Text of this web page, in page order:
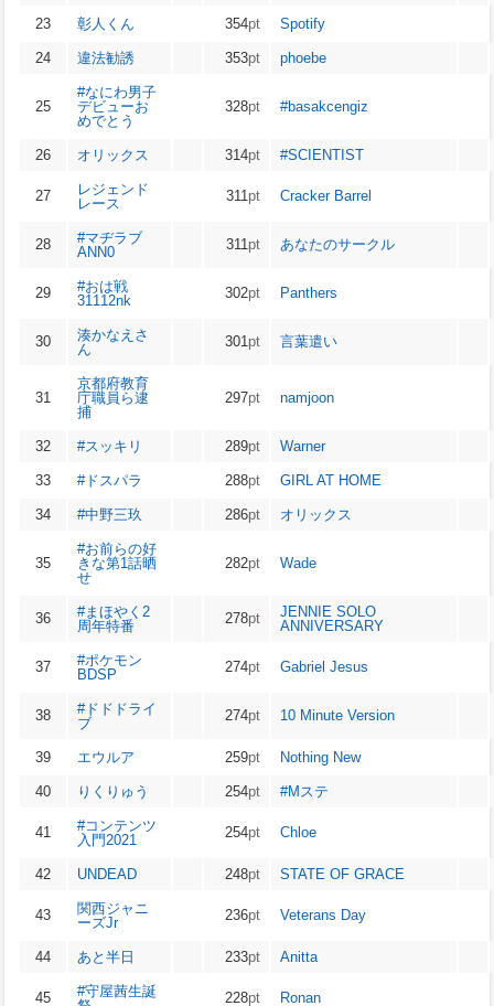
23 彰人くん 354pt Spotify
24 違法勧誘 353pt phoebe
25
#なにわ男子
デビューお
めでとう
328pt #basakcengiz
26 オリックス 314pt #SCIENTIST
27
レジェンド
レース
311pt Cracker Barrel
28
#マヂラブ
ANN0
311pt あなたのサークル
29
#おは戦
31112nk
302pt Panthers
30
湊かなえさ
ん
301pt 言葉遣い
31
京都府教育
庁職員ら逮
捕
297pt namjoon
32 #スッキリ 289pt Warner
33 #ドスパラ 288pt GIRL AT HOME
34 #中野三玖 286pt オリックス
35
#お前らの好
きな第1話晒
せ
282pt Wade
36
#まほやく2
周年特番
278pt
JENNIE SOLO
ANNIVERSARY
37
#ポケモン
BDSP
274pt Gabriel Jesus
38
#ドドドライ
ブ
274pt 10 Minute Version
39 エウルア 259pt Nothing New
40 りくりゅう 254pt #Mステ
41
#コンテンツ
入門2021
254pt Chloe
42 UNDEAD 248pt STATE OF GRACE
43
関西ジャニ
ーズJr
236pt Veterans Day
44 あと半日 233pt Anitta
45
#守屋茜生誕
228pt Ronan